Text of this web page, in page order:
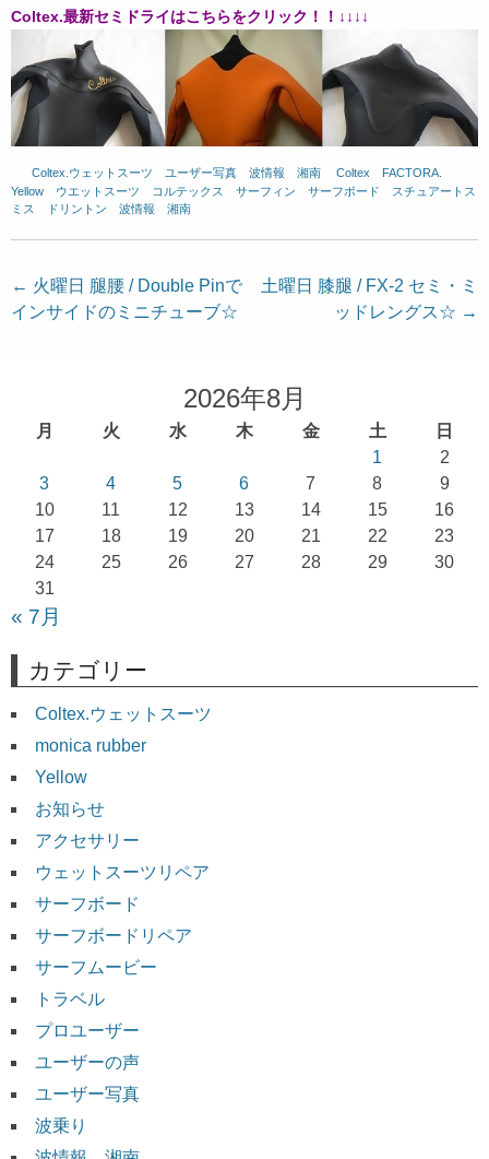
Coltex.最新セミドライはこちらをクリック！！↓↓↓↓
Coltex.ウェットスーツ ユーザー写真 波情報 湘南 Coltex FACTORA.
Yellow
ウエットスーツ コルテックス サーフィン サーフボード
スチュアートス
ミス
ドリントン 波情報 湘南
投
稿
← 火曜日 腿腰 / Double Pinで
インサイドのミニチューブ☆
土曜日 膝腿 / FX-2 セミ・ミ
ッドレングス☆ →
2026年8月
月 火 水 木 金 土
日
1
2
3
4 5 6 7 8
9
10
11 12 13 14 15
16
17
18 19 20 21 22
23
24
25 26 27 28 29
30
31
« 7月
カテゴリー
Coltex.ウェットスーツ
monica rubber
Yellow
お知らせ
アクセサリー
ウェットスーツリペア
サーフボード
サーフボードリペア
サーフムービー
トラベル
プロユーザー
ユーザーの声
ユーザー写真
波乗り